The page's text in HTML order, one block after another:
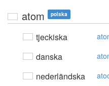
atom polska
tjeckiska
danska
nederländska